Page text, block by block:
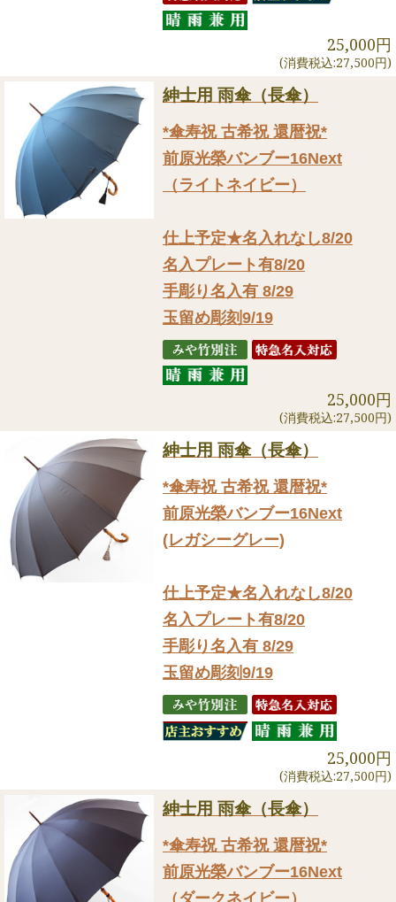
25,000円
(消費税込:27,500円)
紳士用 雨傘（長傘）
*傘寿祝 古希祝 還暦祝*
前原光榮バンブー16Next
（ライトネイビー）
仕上予定★名入れなし8/20
名入プレート有8/20
手彫り名入有 8/29
玉留め彫刻9/19
25,000円
(消費税込:27,500円)
紳士用 雨傘（長傘）
*傘寿祝 古希祝 還暦祝*
前原光榮バンブー16Next
(レガシーグレー)
仕上予定★名入れなし8/20
名入プレート有8/20
手彫り名入有 8/29
玉留め彫刻9/19
25,000円
(消費税込:27,500円)
紳士用 雨傘（長傘）
*傘寿祝 古希祝 還暦祝*
前原光榮バンブー16Next
（ダークネイビー）